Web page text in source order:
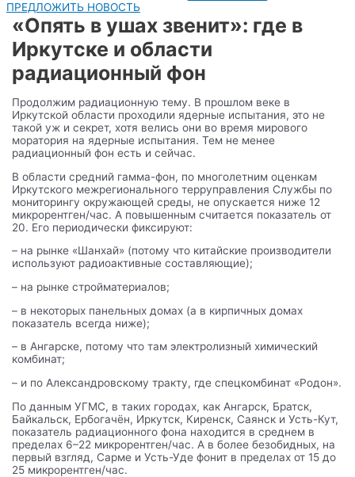
ПРЕДЛОЖИТЬ НОВОСТЬ
«Опять в ушах звенит»: где в
Иркутске и области
радиационный фон
Продолжим радиационную тему. В прошлом веке в
Иркутской области проходили ядерные испытания, это не
такой уж и секрет, хотя велись они во время мирового
моратория на ядерные испытания. Тем не менее
радиационный фон есть и сейчас.
В области средний гамма-фон, по многолетним оценкам
Иркутского межрегионального терруправления Службы по
мониторингу окружающей среды, не опускается ниже 12
микрорентген/час. А повышенным считается показатель от
20. Его периодически фиксируют:
– на рынке «Шанхай» (потому что китайские производители
используют радиоактивные составляющие);
– на рынке стройматериалов;
– в некоторых панельных домах (а в кирпичных домах
показатель всегда ниже);
– в Ангарске, потому что там электролизный химический
комбинат;
– и по Александровскому тракту, где спецкомбинат «Родон».
По данным УГМС, в таких городах, как Ангарск, Братск,
Байкальск, Ербогачён, Иркутск, Киренск, Саянск и Усть-Кут,
показатель радиационного фона находится в среднем в
пределах 6–22 микрорентген/час. А в более безобидных, на
первый взгляд, Сарме и Усть-Уде фонит в пределах от 15 до
25 микрорентген/час.